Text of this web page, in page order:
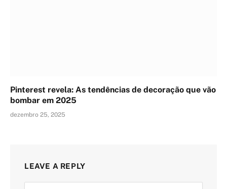
Pinterest revela: As tendências de decoração que vão
bombar em 2025
dezembro 25, 2025
LEAVE A REPLY